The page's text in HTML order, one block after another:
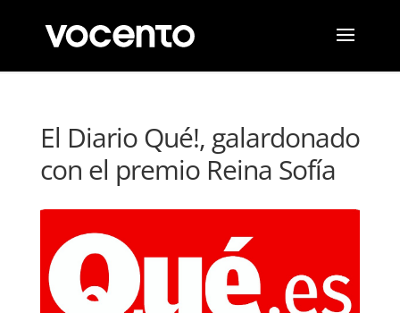
El Diario Qué!, galardonado
con el premio Reina Sofía